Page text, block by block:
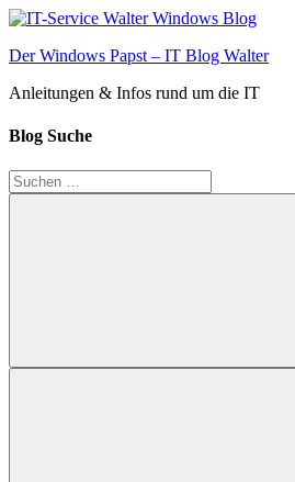
Zum
springen
Der Windows Papst – IT Blog Walter
Anleitungen & Infos rund um die IT
Blog Suche
Suchen
nach:
Suchen